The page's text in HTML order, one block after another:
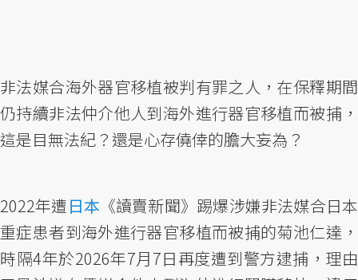
非法媒合海外器官移植被判有罪之人，在保釋期間
仍持續非法仲介他人到海外進行器官移植而被捕，
這是目無法紀？還是心存僥倖的膽大妄為？
2022年遭日本 《讀賣新聞》踢爆涉嫌非法媒合日本
重症患者到海外進行器官移植而被捕的菊池仁達，
時隔4年於2026年7月7日再度遭到警方逮捕，理由